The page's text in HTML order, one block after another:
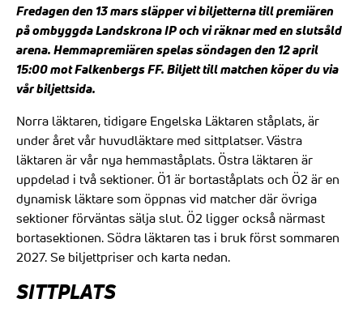
Fredagen den 13 mars släpper vi biljetterna till premiären
på ombyggda Landskrona IP och vi räknar med en slutsåld
arena. Hemmapremiären spelas söndagen den 12 april
15:00 mot Falkenbergs FF.Biljett till matchen köper du via
vår biljettsida.
Norra läktaren, tidigare Engelska Läktaren ståplats, är
under året vår huvudläktare med sittplatser. Västra
läktaren är vår nya hemmaståplats. Östra läktaren är
uppdelad i två sektioner. Ö1 är bortaståplats och Ö2 är en
dynamisk läktare som öppnas vid matcher där övriga
sektioner förväntas sälja slut. Ö2 ligger också närmast
bortasektionen. Södra läktaren tas i bruk först sommaren
2027. Se biljettpriser och karta nedan.
SITTPLATS